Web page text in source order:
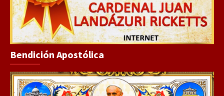
Bendición Apostólica